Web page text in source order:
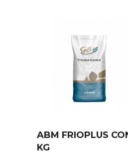
ABM FRIOPLUS
KG